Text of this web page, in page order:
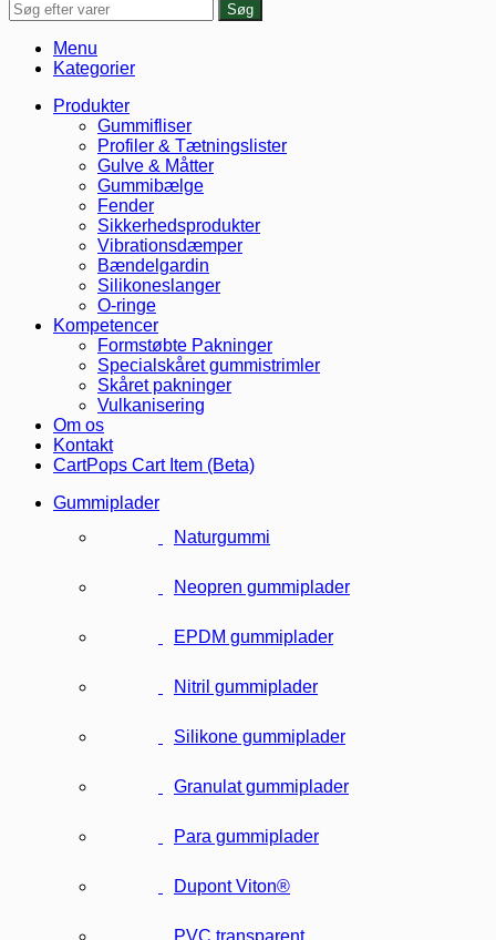
Søg
Menu
Kategorier
Produkter
Gummifliser
Profiler & Tætningslister
Gulve & Måtter
Gummibælge
Fender
Sikkerhedsprodukter
Vibrationsdæmper
Bændelgardin
Silikoneslanger
O-ringe
Kompetencer
Formstøbte Pakninger
Specialskåret gummistrimler
Skåret pakninger
Vulkanisering
Om os
Kontakt
CartPops Cart Item (Beta)
Gummiplader
Naturgummi
Neopren gummiplader
EPDM gummiplader
Nitril gummiplader
Silikone gummiplader
Granulat gummiplader
Para gummiplader
Dupont Viton®
PVC transparent